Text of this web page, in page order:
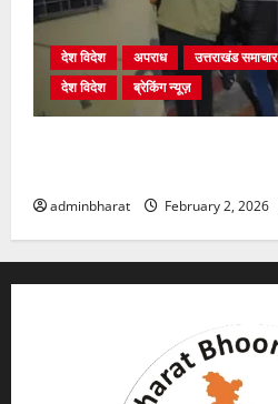
देश विदेश अपराध उत्तराखंड समाचार
देश विदेश
ब्रेकिंग न्यूज़
adminbharat February 2, 2026